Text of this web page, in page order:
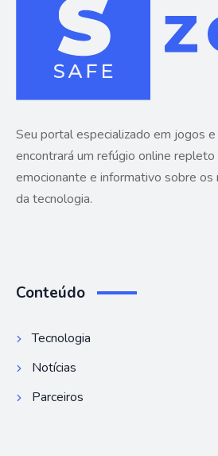
Seu portal especializado em jogos
encontrará um refúgio online
emocionante e informativo sobre
da tecnologia.
Conteúdo
Tecnologia
Notícias
Parceiros